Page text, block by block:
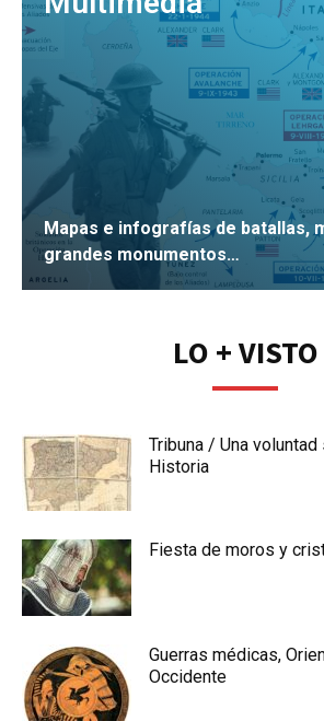
Mapas e infografías de batallas,
grandes monumentos…
LO + VISTO
Tribuna / Una
Historia
Fiesta de moros y
Guerras médicas,
Occidente